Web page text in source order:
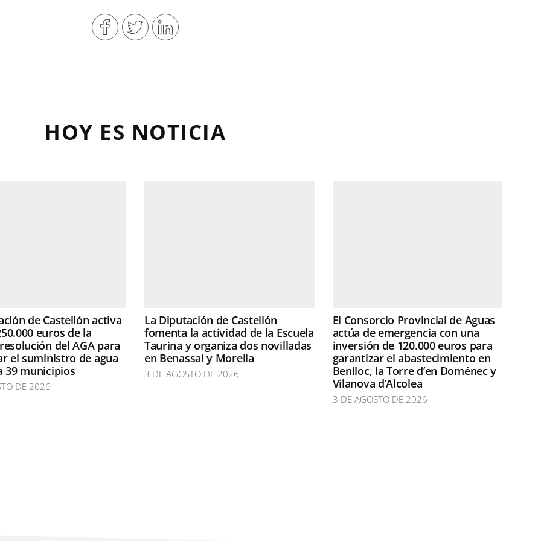
HOY ES NOTICIA
de Castellón activa
euros de la
del AGA para
el suministro de agua
39 municipios
DE 2026
La Diputación de Castellón
fomenta la actividad de la Escuela
Taurina y organiza dos novilladas
en Benassal y Morella
3 DE AGOSTO DE 2026
El Consorcio Provincial de Aguas
actúa de emergencia con una
inversión de 120.000 euros para
garantizar el abastecimiento en
Benlloc, la Torre d’en Doménec y
Vilanova d’Alcolea
3 DE AGOSTO DE 2026